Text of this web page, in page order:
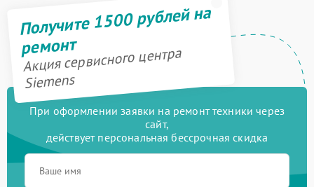
Получите 1500 рублей на
ремонт
Акция сервисного центра
Siemens
При оформлении заявки на ремонт техники через
сайт,
действует персональная бессрочная скидка